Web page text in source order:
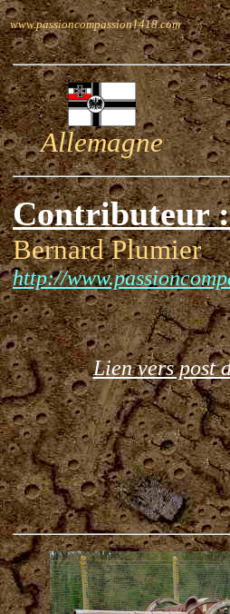
www.passioncompassion1418.com
Allemagne
Contributeur :
Bernard
http://
Lien vers post